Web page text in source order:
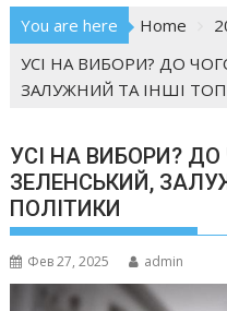
You are here Home
УСІ НА ВИБОРИ? ДО
ЗАЛУЖНИЙ ТА ІНШІ
УСІ НА ВИБОРИ?
ЗЕЛЕНСЬКИЙ,
ПОЛІТИКИ
Фев 27, 2025 admin